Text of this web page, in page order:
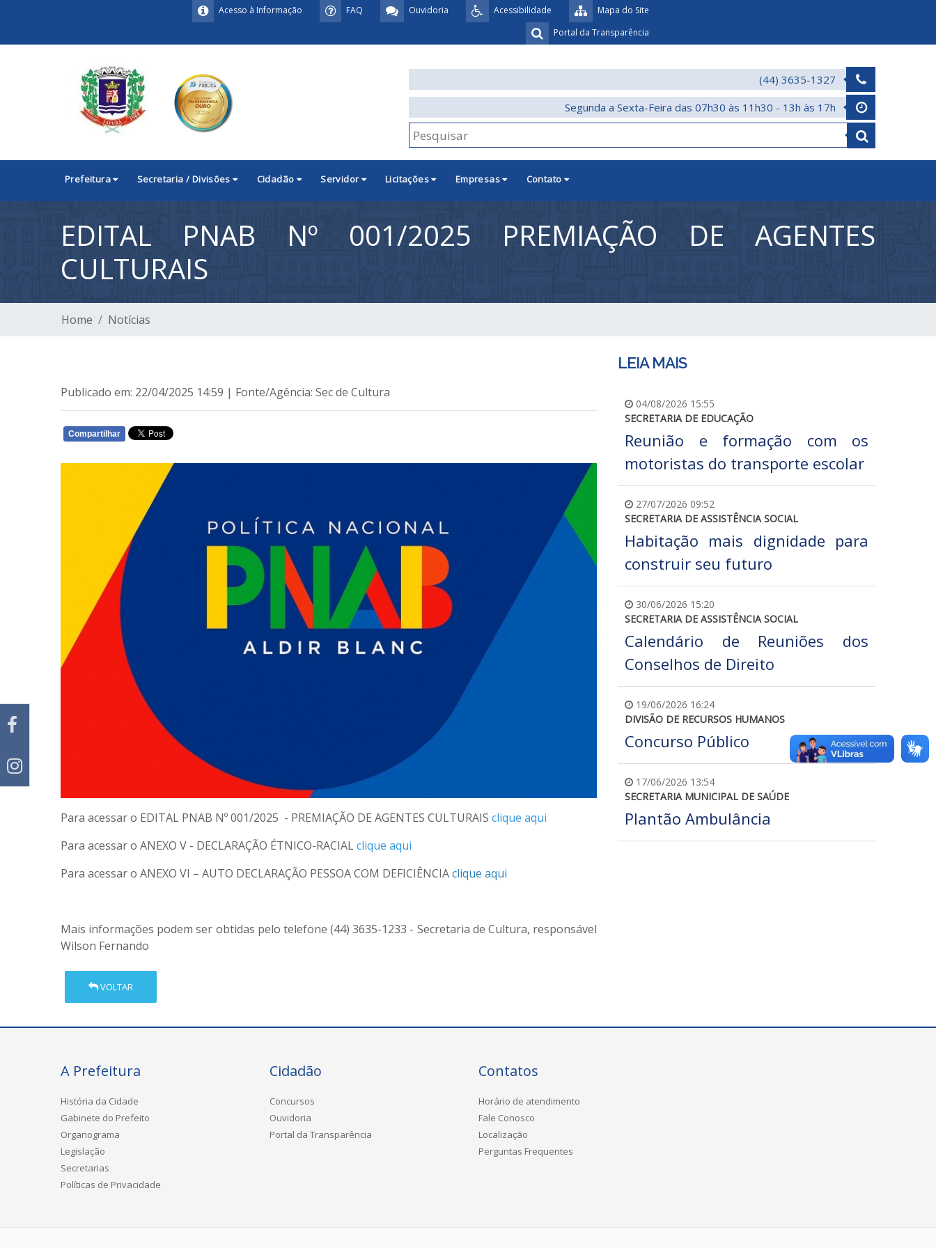
Mapa do Site
Acessibilidade
Ouvidoria
FAQ
Acesso à Informação
Portal da Transparência
(44) 3635-1327
Segunda a Sexta-Feira das 07h30 às 11h30 - 13h às 17h
Prefeitura Secretaria / Divisões Cidadão Servidor Licitações Empresas Contato
EDITAL PNAB Nº 001/2025 PREMIAÇÃO DE AGENTES
CULTURAIS
Home Notícias
Publicado em: 22/04/2025 14:59 | Fonte/Agência: Sec de Cultura
Compartilhar
Para acessar o EDITAL PNAB Nº 001/2025 - PREMIAÇÃO DE AGENTES CULTURAIS clique aqui
Para acessar o ANEXO V - DECLARAÇÃO ÉTNICO-RACIALclique aqui
Para acessar o ANEXO VI – AUTO DECLARAÇÃO PESSOA COM DEFICIÊNCIAclique aqui
Mais informações podem ser obtidas pelo telefone (44) 3635-1233 - Secretaria de Cultura, responsável
Wilson Fernando
VOLTAR
LEIA MAIS
04/08/2026 15:55
SECRETARIA DE EDUCAÇÃO
Reunião e formação com os
motoristas do transporte escolar
27/07/2026 09:52
SECRETARIA DE ASSISTÊNCIA SOCIAL
Habitação mais dignidade para
construir seu futuro
30/06/2026 15:20
SECRETARIA DE ASSISTÊNCIA SOCIAL
Calendário de Reuniões dos
Conselhos de Direito
19/06/2026 16:24
DIVISÃO DE RECURSOS HUMANOS
Concurso Público
17/06/2026 13:54
SECRETARIA MUNICIPAL DE SAÚDE
Plantão Ambulância
A Prefeitura
História da Cidade
Gabinete do Prefeito
Organograma
Legislação
Secretarias
Políticas de Privacidade
Cidadão
Concursos
Ouvidoria
Portal da Transparência
Contatos
Horário de atendimento
Fale Conosco
Localização
Perguntas Frequentes